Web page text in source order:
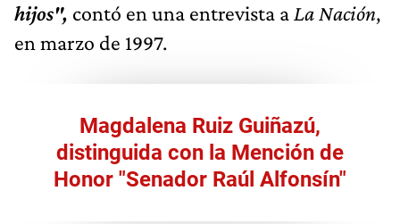
hijos", contó en una entrevista a La Nación,
en marzo de 1997.
Magdalena Ruiz Guiñazú,
distinguida con la Mención de
Honor "Senador Raúl Alfonsín"